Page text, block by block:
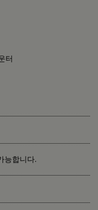
터
능합니다.